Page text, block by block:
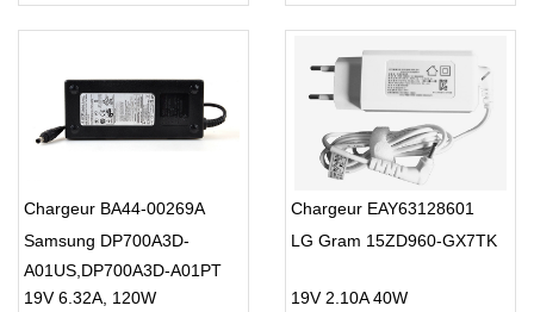
Chargeur BA44-00269A
Samsung DP700A3D-
A01US,DP700A3D-A01PT
DP700A3B AIO
19V 6.32A, 120W
Chargeur EAY63128601
LG Gram 15ZD960-GX7TK
19V 2.10A 40W